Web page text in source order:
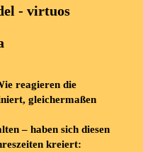
- virtuos
reagieren die
gleichermaßen
– haben sich diesen
kreiert: